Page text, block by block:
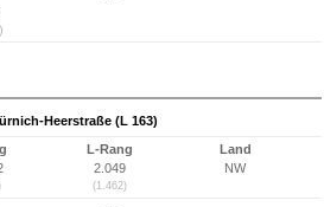
Heerstraße (L 163)
L-Rang
2.049
(1.462)
Land
NW